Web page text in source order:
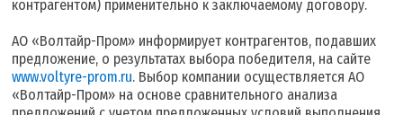
контрагентом) применительно к заключаемому договору.
АО «Волтайр-Пром» информирует контрагентов, подавших
предложение, о результатах выбора победителя, на сайте
www.voltyre-prom.ru. Выбор компании осуществляется АО
«Волтайр-Пром» на основе сравнительного анализа